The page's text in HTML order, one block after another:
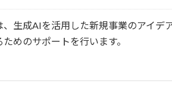
、生成AIを活用した新規事業のアイデ
めのサポートを行います。